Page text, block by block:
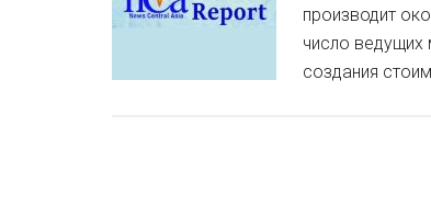
производит
число ведущих
создания